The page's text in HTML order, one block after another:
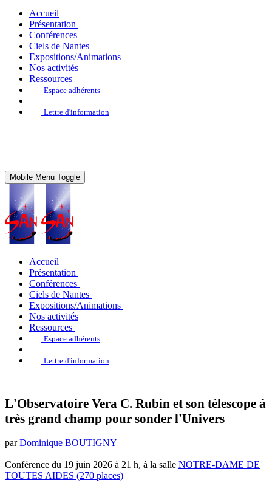
Accueil
Présentation
Conférences
Ciels de Nantes
Expositions/Animations
Nos activités
Ressources
Espace adhérents
Lettre d'information
Mobile Menu Toggle
Accueil
Présentation
Conférences
Ciels de Nantes
Expositions/Animations
Nos activités
Ressources
Espace adhérents
Lettre d'information
L'Observatoire Vera C. Rubin et son télescope à
très grand champ pour sonder l'Univers
parDominique BOUTIGNY
Conférence du 19 juin 2026 à 21 h, à la salle NOTRE-DAME DE
TOUTES AIDES (270 places)